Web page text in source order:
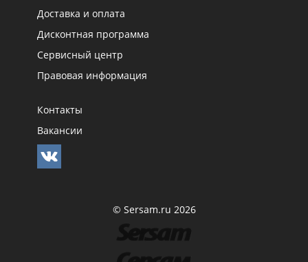
Доставка и оплата
Дисконтная программа
Сервисный центр
Правовая информация
Контакты
Вакансии
© Sersam.ru 2026